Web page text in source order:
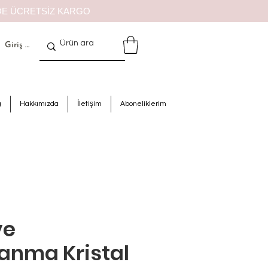
ÜCRETSİZ KARGO
Giriş Yap
Hakkımızda İletişim Aboneliklerim
Kristal